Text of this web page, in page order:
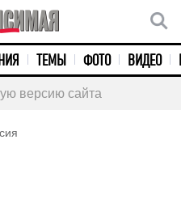
ТЕМЫ ФОТО ВИДЕО
версию сайта